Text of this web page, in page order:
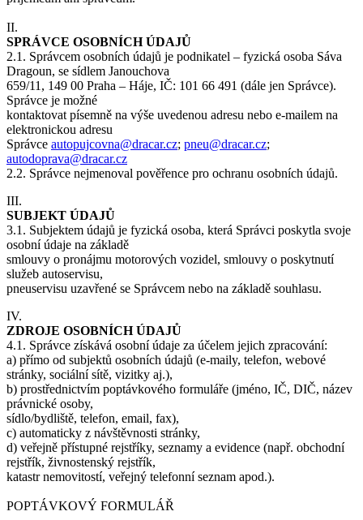
II.
SPRÁVCE OSOBNÍCH ÚDAJŮ
2.1. Správcem osobních údajů je podnikatel – fyzická osoba Sáva
Dragoun, se sídlem Janouchova
659/11, 149 00 Praha – Háje, IČ: 101 66 491 (dále jen Správce).
Správce je možné
kontaktovat písemně na výše uvedenou adresu nebo e-mailem na
elektronickou adresu
Správce autopujcovna@dracar.cz; pneu@dracar.cz;
autodoprava@dracar.cz
2.2. Správce nejmenoval pověřence pro ochranu osobních údajů.
III.
SUBJEKT ÚDAJŮ
3.1. Subjektem údajů je fyzická osoba, která Správci poskytla svoje
osobní údaje na základě
smlouvy o pronájmu motorových vozidel, smlouvy o poskytnutí
služeb autoservisu,
pneuservisu uzavřené se Správcem nebo na základě souhlasu.
IV.
ZDROJE OSOBNÍCH ÚDAJŮ
4.1. Správce získává osobní údaje za účelem jejich zpracování:
a) přímo od subjektů osobních údajů (e-maily, telefon, webové
stránky, sociální sítě, vizitky aj.),
b) prostřednictvím poptávkového formuláře (jméno, IČ, DIČ, název
právnické osoby,
sídlo/bydliště, telefon, email, fax),
c) automaticky z návštěvnosti stránky,
d) veřejně přístupné rejstříky, seznamy a evidence (např. obchodní
rejstřík, živnostenský rejstřík,
katastr nemovitostí, veřejný telefonní seznam apod.).
POPTÁVKOVÝ FORMULÁŘ